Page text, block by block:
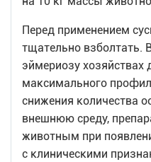
Перед применением
тщательно взболтать.
эймериозу хозяйствах
максимального
снижения количества
внешнюю среду,
животным при
с клиническими